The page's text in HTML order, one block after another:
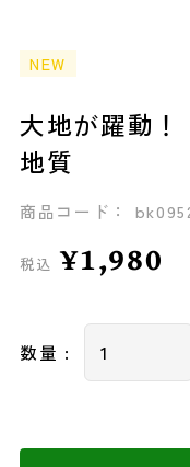
NEW
大地が躍動
地質
商品コード：
税込 ¥1,980
数量 :